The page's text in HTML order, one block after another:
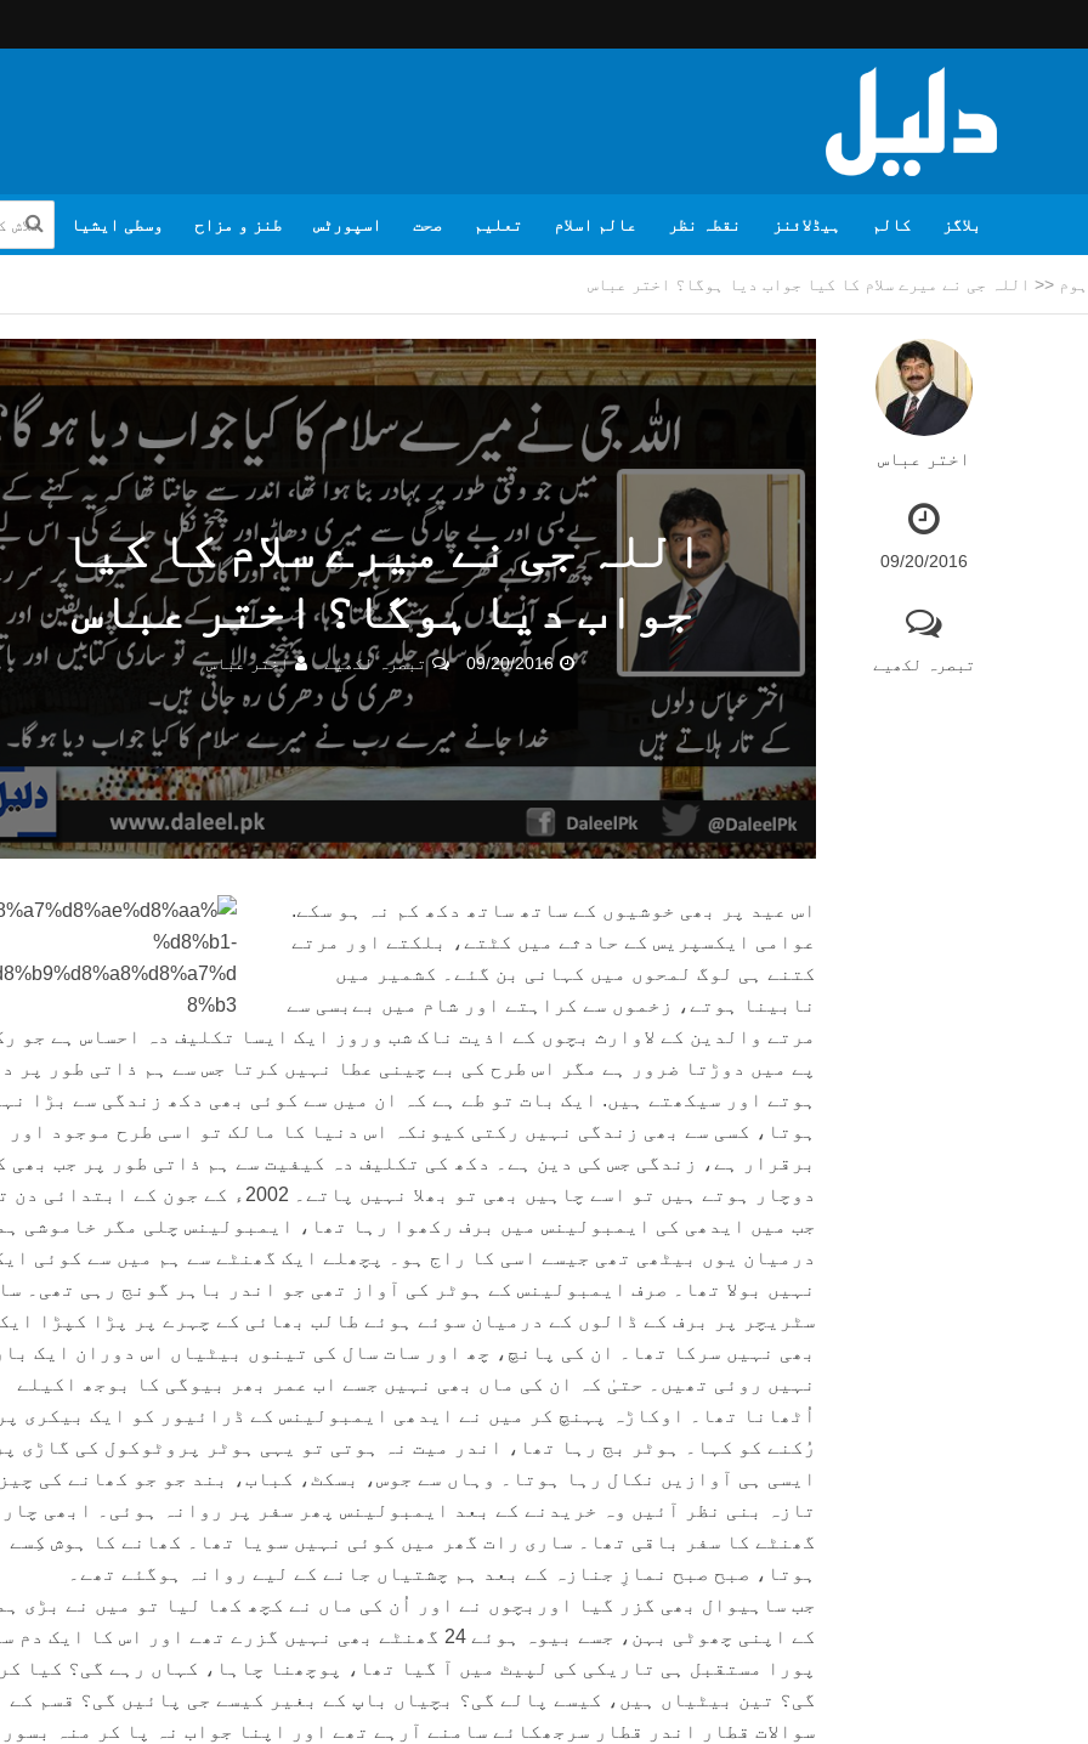
بلاگز کالم ہیڈلائنز نقطہ نظر عالم اسلام تعلیم صحت اسپورٹس طنز و مزاح وسطی ایشیا
ہوم << اللہ جی نے میرے سلام کا کیا جواب دیا ہوگا؟ اختر عباس
اختر عباس
09/20/2016
تبصرہ لکھیے
اللہ جی نے میرے سلام کا کیا
جواب دیا ہوگا؟ اختر عباس
09/20/2016 تبصرہ لکھیے اختر عباس
اس عید پر بھی خوشیوں کے ساتھ ساتھ دکھ کم نہ ہو سکے.
عوامی ایکسپریس کے حادثے میں کٹتے، بلکتے اور مرتے
کتنے ہی لوگ لمحوں میں کہانی بن گئے۔ کشمیر میں
نابینا ہوتے، زخموں سے کراہتے اور شام میں بےبسی سے
مرتے والدین کے لاوارث بچوں کے اذیت ناک شب وروز ایک ایسا تکلیف دہ احساس ہے جو
پے میں دوڑتا ضرور ہے مگر اس طرح کی بے چینی عطا نہیں کرتا جس سے ہم ذاتی طور پر
ہوتے اور سیکھتے ہیں. ایک بات تو طے ہے کہ ان میں سے کوئی بھی دکھ زندگی سے بڑا
ہوتا، کسی سے بھی زندگی نہیں رکتی کیونکہ اس دنیا کا مالک تو اسی طرح موجود اور
برقرار ہے، زندگی جس کی دین ہے۔ دکھ کی تکلیف دہ کیفیت سے ہم ذاتی طور پر جب بھی
دوچار ہوتے ہیں تو اسے چاہیں بھی تو بھلا نہیں پاتے۔ 2002ء کے جون کے
جب میں ایدھی کی ایمبولینس میں برف رکھوا رہا تھا، ایمبولینس چلی مگر خاموشی
درمیان یوں بیٹھی تھی جیسے اسی کا راج ہو۔ پچھلے ایک گھنٹے سے ہم میں سے کوئی
نہیں بولا تھا۔ صرف ایمبولینس کے ہوٹر کی آواز تھی جو اندر باہر گونج رہی تھی۔
سٹریچر پر برف کے ڈالوں کے درمیان سوئے ہوئے طالب بھائی کے چہرے پر پڑا کپڑا
بھی نہیں سرکا تھا۔ ان کی پانچ، چھ اور سات سال کی تینوں بیٹیاں اس دوران ایک
نہیں روئی تھیں۔ حتیٰ کہ ان کی ماں بھی نہیں جسے اب عمر بھر بیوگی کا بوجھ اکیلے
اُٹھانا تھا۔ اوکاڑہ پہنچ کر میں نے ایدھی ایمبولینس کے ڈرائیور کو ایک بیکری پر
رُکنے کو کہا۔ ہوٹر بج رہا تھا، اندر میت نہ ہوتی تو یہی ہوٹر پروٹوکول کی گاڑی
ایسی ہی آوازیں نکال رہا ہوتا۔ وہاں سے جوس، بسکٹ، کباب، بند جو جو کھانے کی
تازہ بنی نظر آئیں وہ خریدنے کے بعد ایمبولینس پھر سفر پر روانہ ہوئی۔ ابھی چار
گھنٹے کا سفر باقی تھا۔ ساری رات گھر میں کوئی نہیں سویا تھا۔ کھانے کا ہوش کِسے
ہوتا، صبح صبح نمازِ جنازہ کے بعد ہم چشتیاں جانے کے لیے روانہ ہوگئے تھے۔
جب ساہیوال بھی گزر گیا اوربچوں نے اور اُن کی ماں نے کچھ کھا لیا تو میں نے بڑی
کے اپنی چھوٹی بہن، جسے بیوہ ہوئے 24 گھنٹے بھی نہیں گزرے تھے اور اس کا ایک دم
پورا مستقبل ہی تاریکی کی لپیٹ میں آ گیا تھا، پوچھنا چاہا، کہاں رہے گی؟ کیا
گی؟ تین بیٹیاں ہیں، کیسے پالے گی؟ بچیاں باپ کے بغیر کیسے جی پائیں گی؟ قسم کے
سوالات قطار اندر قطار سرجھکائے سامنے آرہے تھے اور اپنا جواب نہ پا کر منہ